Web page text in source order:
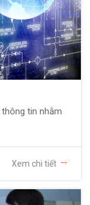
tin nhằm
Xem chi tiết